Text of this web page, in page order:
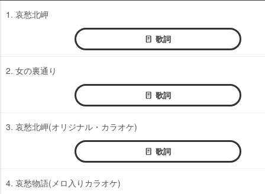
1. 哀愁北岬
歌詞
2. 女の裏通り
歌詞
3. 哀愁北岬(オリジナル・カラオケ)
歌詞
4. 哀愁物語(メロ入りカラオケ)